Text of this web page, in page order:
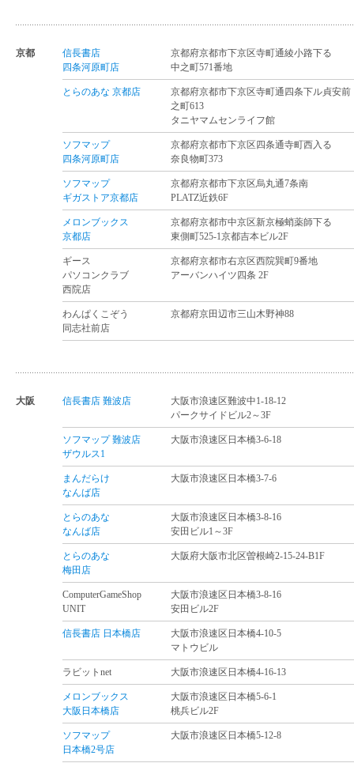
京都
信長書店
四条河原町店
京都府京都市下京区寺町通綾小路下る
中之町571番地
とらのあな 京都店
京都府京都市下京区寺町通四条下ル貞安前
之町613
タニヤマムセンライフ館
ソフマップ
四条河原町店
京都府京都市下京区四条通寺町西入る
奈良物町373
ソフマップ
ギガストア京都店
京都府京都市下京区烏丸通7条南
PLATZ近鉄6F
メロンブックス
京都店
京都府京都市中京区新京極蛸薬師下る
東側町525-1京都吉本ビル2F
ギース
パソコンクラブ
西院店
京都府京都市右京区西院巽町9番地
アーバンハイツ四条 2F
わんぱくこぞう
同志社前店
京都府京田辺市三山木野神88
大阪 信長書店 難波店
大阪市浪速区難波中1-18-12
パークサイドビル2～3F
ソフマップ 難波店
ザウルス1
大阪市浪速区日本橋3-6-18
まんだらけ
なんば店
大阪市浪速区日本橋3-7-6
とらのあな
なんば店
大阪市浪速区日本橋3-8-16
安田ビル1～3F
とらのあな
梅田店
大阪府大阪市北区曽根崎2-15-24-B1F
ComputerGameShop
UNIT
大阪市浪速区日本橋3-8-16
安田ビル2F
信長書店 日本橋店
大阪市浪速区日本橋4-10-5
マトウビル
ラビットnet 大阪市浪速区日本橋4-16-13
メロンブックス
大阪日本橋店
大阪市浪速区日本橋5-6-1
桃兵ビル2F
ソフマップ
日本橋2号店
大阪市浪速区日本橋5-12-8